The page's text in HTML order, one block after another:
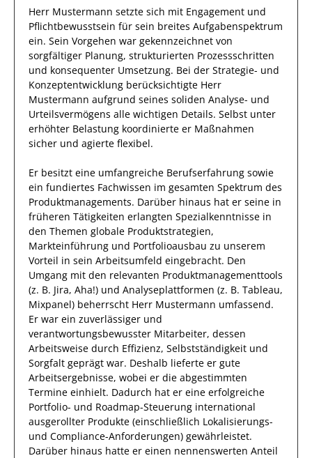
Herr Mustermann setzte sich mit Engagement und
Pflichtbewusstsein für sein breites Aufgabenspektrum
ein. Sein Vorgehen war gekennzeichnet von
sorgfältiger Planung, strukturierten Prozessschritten
und konsequenter Umsetzung. Bei der Strategie- und
Konzeptentwicklung berücksichtigte Herr
Mustermann aufgrund seines soliden Analyse- und
Urteilsvermögens alle wichtigen Details. Selbst unter
erhöhter Belastung koordinierte er Maßnahmen
sicher und agierte flexibel.
Er besitzt eine umfangreiche Berufserfahrung sowie
ein fundiertes Fachwissen im gesamten Spektrum des
Produktmanagements. Darüber hinaus hat er seine in
früheren Tätigkeiten erlangten Spezialkenntnisse in
den Themen globale Produktstrategien,
Markteinführung und Portfolioausbau zu unserem
Vorteil in sein Arbeitsumfeld eingebracht. Den
Umgang mit den relevanten Produktmanagementtools
(z. B. Jira, Aha!) und Analyseplattformen (z. B. Tableau,
Mixpanel) beherrscht Herr Mustermann umfassend.
Er war ein zuverlässiger und
verantwortungsbewusster Mitarbeiter, dessen
Arbeitsweise durch Effizienz, Selbstständigkeit und
Sorgfalt geprägt war. Deshalb lieferte er gute
Arbeitsergebnisse, wobei er die abgestimmten
Termine einhielt. Dadurch hat er eine erfolgreiche
Portfolio- und Roadmap-Steuerung international
ausgerollter Produkte (einschließlich Lokalisierungs-
und Compliance-Anforderungen) gewährleistet.
Darüber hinaus hatte er einen nennenswerten Anteil